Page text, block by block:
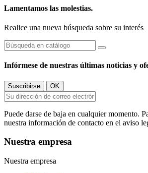
Lamentamos las molestias.
Realice una nueva búsqueda sobre su interés
Infórmese de nuestras últimas noticias y
Puede darse de baja en cualquier momento.
nuestra información de contacto en el aviso
Nuestra empresa
Nuestra empresa